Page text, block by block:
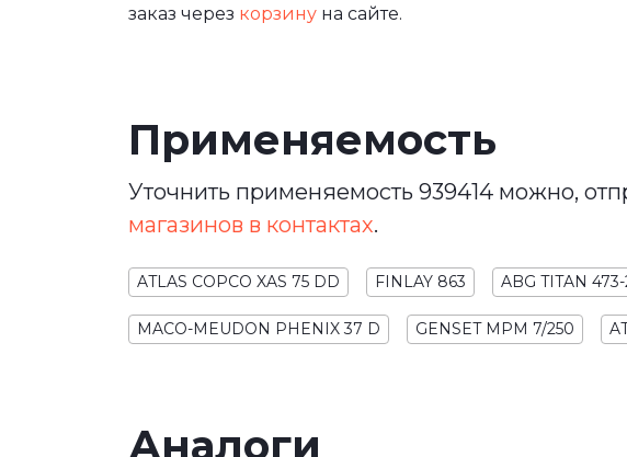
заказ через корзину на сайте.
Применяемость
Уточнить применяемость 939414 можно,
магазинов в контактах.
ATLAS COPCO XAS 75 DD FINLAY 863 ABG TITAN
MACO-MEUDON PHENIX 37 D GENSET MPM 7/250
Аналоги